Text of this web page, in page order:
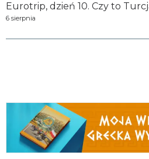
Eurotrip, dzień 10. Czy to
6 sierpnia